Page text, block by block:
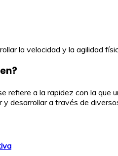
la velocidad y la agilidad
refiere a la rapidez con la
desarrollar a través de